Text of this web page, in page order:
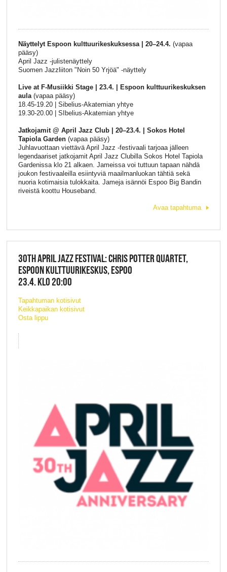
Näyttelyt Espoon kulttuurikeskuksessa | 20–24.4. (vapaa
pääsy)
April Jazz -julistenäyttely
Suomen Jazzliiton "Noin 50 Yrjöä" -näyttely
Live at F-Musiikki Stage | 23.4. | Espoon kulttuurikeskuksen
aula (vapaa pääsy)
18.45-19.20 | Sibelius-Akatemian yhtye
19.30-20.00 | SIbelius-Akatemian yhtye
Jatkojamit @ April Jazz Club | 20–23.4. | Sokos Hotel
Tapiola Garden(vapaa pääsy)
Juhlavuottaan viettävä April Jazz -festivaali tarjoaa jälleen
legendaariset jatkojamit April Jazz Clubilla Sokos Hotel Tapiola
Gardenissa klo 21 alkaen. Jameissa voi tuttuun tapaan nähdä
joukon festivaaleilla esiintyviä maailmanluokan tähtiä sekä
nuoria kotimaisia tulokkaita. Jameja isännöi Espoo Big Bandin
riveistä koottu Houseband.
Avaa tapahtuma
30TH APRIL JAZZ FESTIVAL: CHRIS POTTER QUARTET,
ESPOON KULTTUURIKESKUS, ESPOO
23.4. KLO 20:00
Tapahtuman kotisivut
Keikkapaikan kotisivut
Osta lippu